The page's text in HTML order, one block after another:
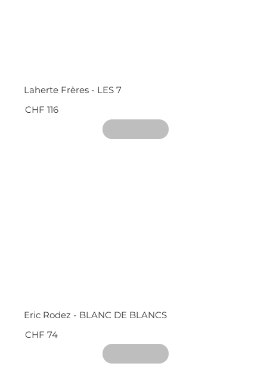
Laherte Frères - LES 7
CHF 116
Eric Rodez - BLANC DE BLANCS
CHF 74